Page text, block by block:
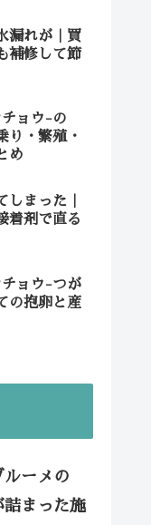
漏れが｜買
補修して節
ョウ-の
り・繁殖・
め
しまった｜
着剤で直る
ョウ-つが
の抱卵と産
ルーメの
詰まった施